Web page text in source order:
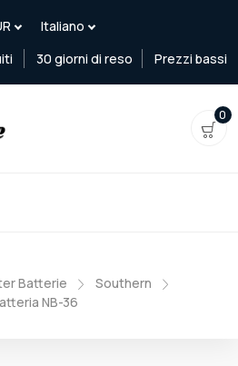
30 giorni di reso Prezzi bassi
0
Batterie
Southern
NB-36